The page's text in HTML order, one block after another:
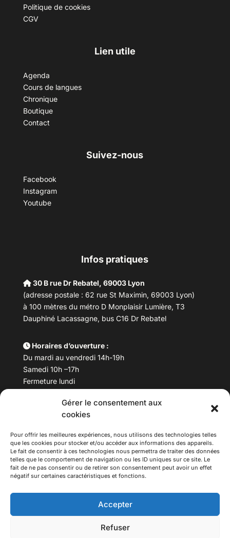
Gérer le consentement aux
cookies
Pour offrir les meilleures expériences, nous utilisons des technologies telles
que les cookies pour stocker et/ou accéder aux informations des appareils.
Le fait de consentir à ces technologies nous permettra de traiter des données
telles que le comportement de navigation ou les ID uniques sur ce site. Le
fait de ne pas consentir ou de retirer son consentement peut avoir un effet
négatif sur certaines caractéristiques et fonctions.
Accepter
Refuser
Politique de cookies
CGV
Lien utile
Agenda
Cours de langues
Chronique
Boutique
Contact
Suivez-nous
Facebook
Instagram
Youtube
Infos pratiques
30 B rue Dr Rebatel, 69003 Lyon
(adresse postale : 62 rue St Maximin, 69003 Lyon)
à 100 mètres du métro D Monplaisir Lumière, T3
Dauphiné Lacassagne, bus C16 Dr Rebatel
Horaires d’ouverture :
Du mardi au vendredi 14h-19h
Samedi 10h –17h
Fermeture lundi
Téléphone : 04 78 53 06 40
maisondesculturesasiatiques@asiexpo.com